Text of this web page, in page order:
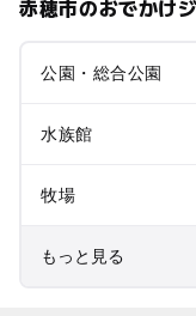
赤穂市のおでかけ
公園・総合公園
水族館
牧場
もっと見る